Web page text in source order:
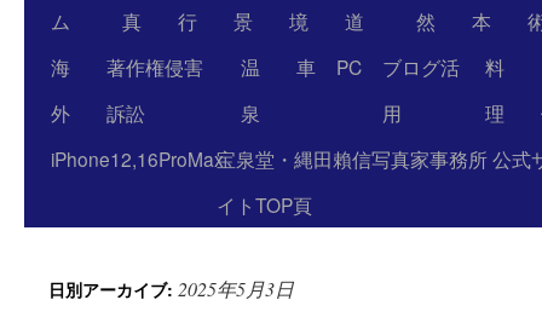
ム
真
行
景
境
道
然
本
海
外
著作権侵害
訴訟
温
泉
車 PC
ブログ活
用
料
理
iPhone12,16ProMax宝泉堂・縄田賴信写真家事務所 公式
イトTOP頁
日別アーカイブ: 2025年5月3日